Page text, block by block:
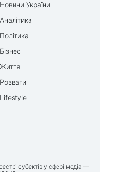
Новини України
Аналітика
Політика
Бізнес
Життя
Розваги
Lifestyle
суб’єктів у сфері медіа —